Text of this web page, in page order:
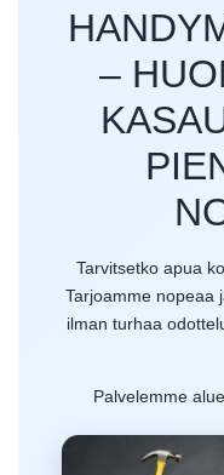
–
Tarvitsetko apua
Tarjoamme nopeaa
ilman turhaa
Palvelemme